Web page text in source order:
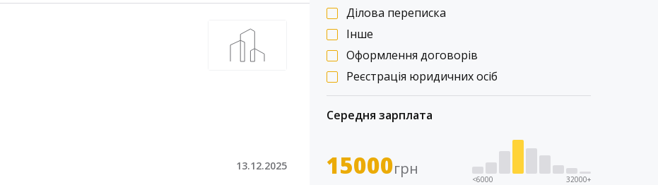
Ділова переписка
Інше
Оформлення договорів
Реєстрація юридичних осіб
Середня зарплата
15000грн
<6000 32000+
13.12.2025